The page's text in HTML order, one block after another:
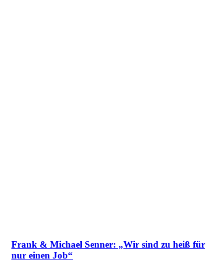
Frank & Michael Senner: „Wir sind zu heiß für
nur einen Job“